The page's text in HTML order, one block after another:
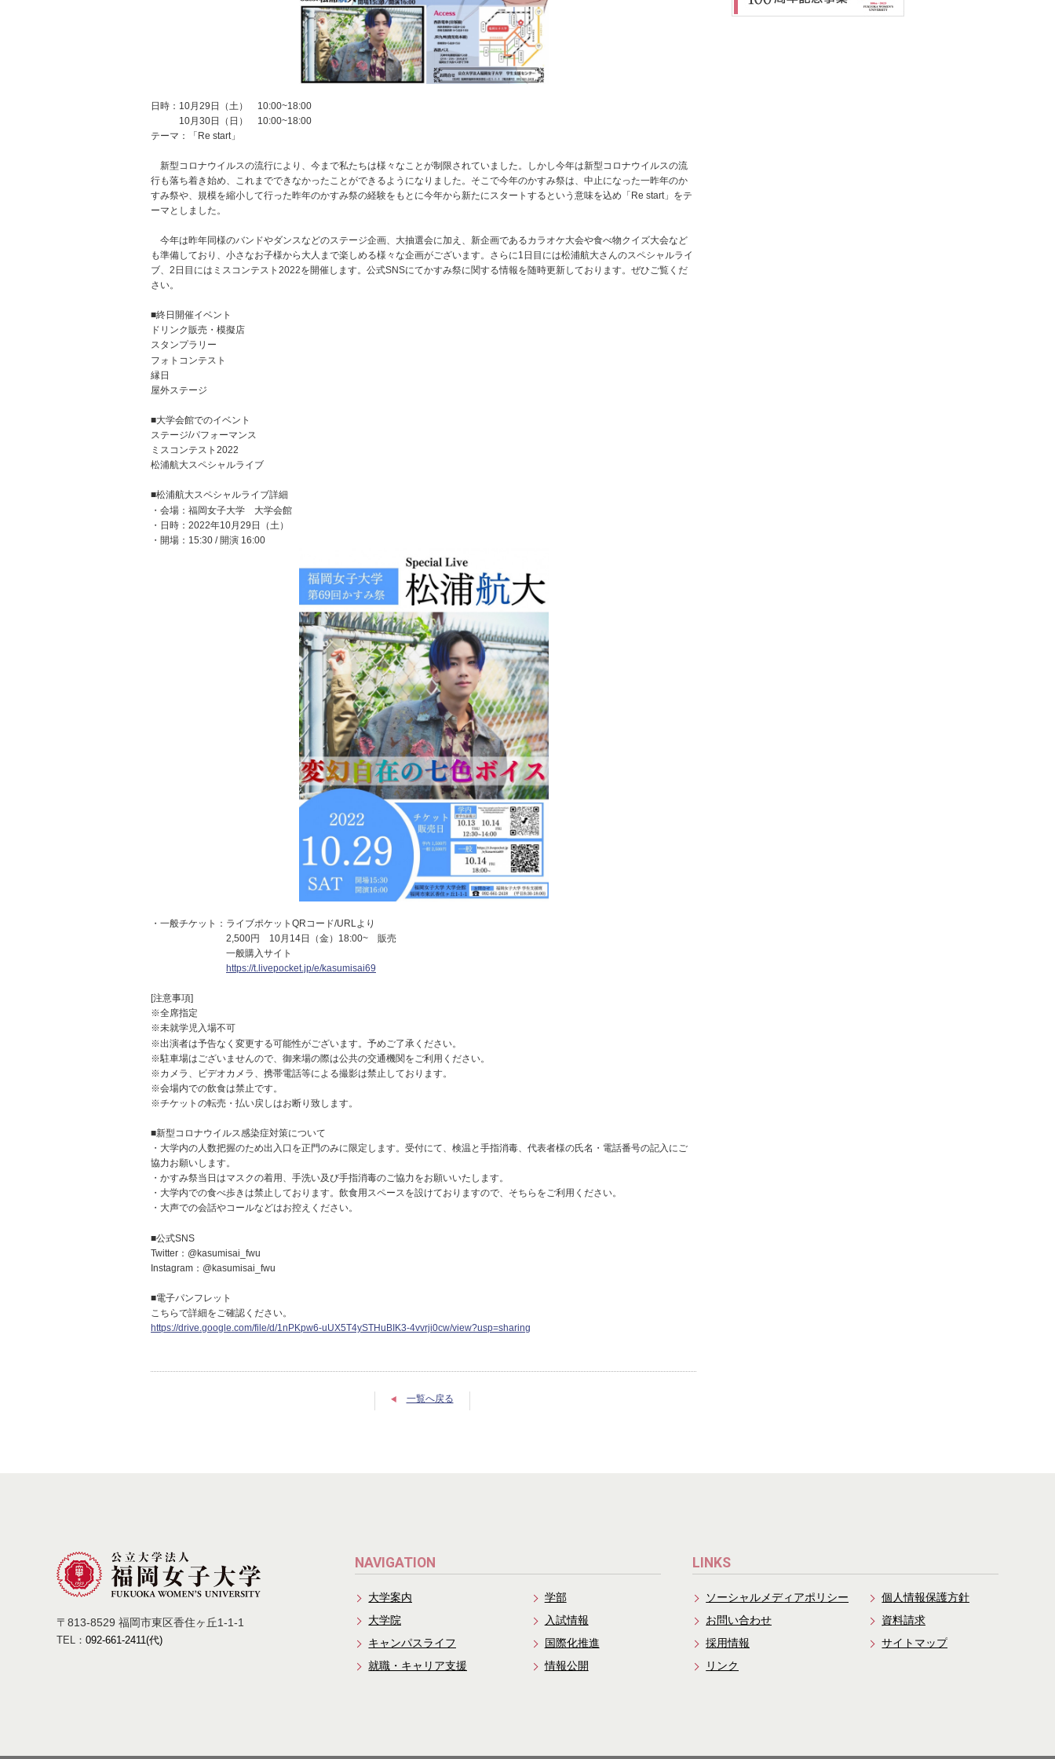
日時：10月29日（土） 10:00~18:00
10月30日（日） 10:00~18:00
テーマ：「Re start」
新型コロナウイルスの流行により、今まで私たちは様々なことが制限されていました。しかし今年は新型コロナウイルスの流
行も落ち着き始め、これまでできなかったことができるようになりました。そこで今年のかすみ祭は、中止になった一昨年のか
すみ祭や、規模を縮小して行った昨年のかすみ祭の経験をもとに今年から新たにスタートするという意味を込め「Re start」をテ
ーマとしました。
今年は昨年同様のバンドやダンスなどのステージ企画、大抽選会に加え、新企画であるカラオケ大会や食べ物クイズ大会など
も準備しており、小さなお子様から大人まで楽しめる様々な企画がございます。さらに1日目には松浦航大さんのスペシャルライ
ブ、2日目にはミスコンテスト2022を開催します。公式SNSにてかすみ祭に関する情報を随時更新しております。ぜひご覧くだ
さい。
■終日開催イベント
ドリンク販売・模擬店
スタンプラリー
フォトコンテスト
縁日
屋外ステージ
■大学会館でのイベント
ステージ/パフォーマンス
ミスコンテスト2022
松浦航大スペシャルライブ
■松浦航大スペシャルライブ詳細
・会場：福岡女子大学 大学会館
・日時：2022年10月29日（土）
・開場：15:30 / 開演 16:00
・一般チケット：ライブポケットQRコード/URLより
2,500円 10月14日（金）18:00~ 販売
一般購入サイト
https://t.livepocket.jp/e/kasumisai69
[注意事項]
※全席指定
※未就学児入場不可
※出演者は予告なく変更する可能性がございます。予めご了承ください。
※駐車場はございませんので、御来場の際は公共の交通機関をご利用ください。
※カメラ、ビデオカメラ、携帯電話等による撮影は禁止しております。
※会場内での飲食は禁止です。
※チケットの転売・払い戻しはお断り致します。
■新型コロナウイルス感染症対策について
・大学内の人数把握のため出入口を正門のみに限定します。受付にて、検温と手指消毒、代表者様の氏名・電話番号の記入にご
協力お願いします。
・かすみ祭当日はマスクの着用、手洗い及び手指消毒のご協力をお願いいたします。
・大学内での食べ歩きは禁止しております。飲食用スペースを設けておりますので、そちらをご利用ください。
・大声での会話やコールなどはお控えください。
■公式SNS
Twitter：@kasumisai_fwu
Instagram：@kasumisai_fwu
■電子パンフレット
こちらで詳細をご確認ください。
https://drive.google.com/file/d/1nPKpw6-uUX5T4ySTHuBIK3-4vvrji0cw/view?usp=sharing
一覧へ戻る
〒813-8529 福岡市東区香住ヶ丘1-1-1
TEL： 092-661-2411(代)
NAVIGATION
大学案内
大学院
キャンパスライフ
就職・キャリア支援
学部
入試情報
国際化推進
情報公開
LINKS
ソーシャルメディアポリシー
お問い合わせ
採用情報
リンク
個人情報保護方針
資料請求
サイトマップ